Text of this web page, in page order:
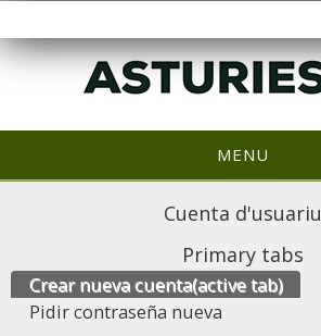
MENU
Cuenta d'usuariu
Primary tabs
Crear nueva cuenta(active tab)
Pidir contraseña nueva